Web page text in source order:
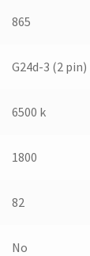
865
G24d-3 (2 pin)
6500 k
1800
82
No